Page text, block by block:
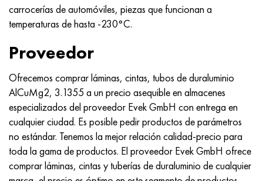
carrocerías de automóviles, piezas que funcionan a
temperaturas de hasta -230°C.
Proveedor
Ofrecemos comprar láminas, cintas, tubos de duraluminio
AlCuMg2, 3.1355 a un precio asequible en almacenes
especializados del proveedor Evek GmbH con entrega en
cualquier ciudad. Es posible pedir productos de parámetros
no estándar. Tenemos la mejor relación calidad-precio para
toda la gama de productos. El proveedor Evek GmbH ofrece
comprar láminas, cintas y tuberías de duraluminio de cualquier